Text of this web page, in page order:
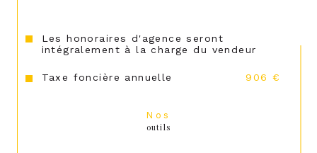
Les honoraires d'agence seront
intégralement à la charge du vendeur
Taxe foncière annuelle 906 €
Nos
outils